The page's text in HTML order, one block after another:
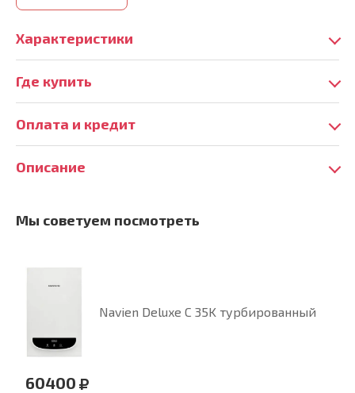
Характеристики
Где купить
Оплата и кредит
Описание
Мы советуем посмотреть
Navien Deluxe C 35K турбированный
60400